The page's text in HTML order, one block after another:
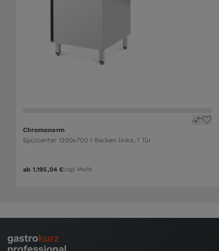
Chromonorm
Spülcenter 1200x700 1 Becken links, 1 Tür
ab 1.195,04 €zzgl. MwSt.